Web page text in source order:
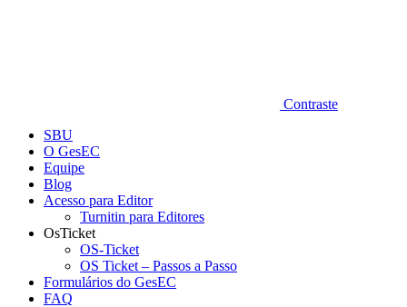
Contraste
SBU
O GesEC
Equipe
Blog
Acesso para Editor
Turnitin para Editores
OsTicket
OS-Ticket
OS Ticket – Passos a Passo
Formulários do GesEC
FAQ